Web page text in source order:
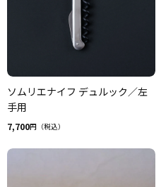
ソムリエナイフ デュルック／左
手用
7,700円（税込）